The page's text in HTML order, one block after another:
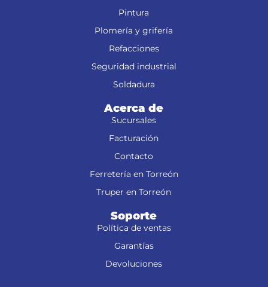
Pintura
Plomería y grifería
Refacciones
Seguridad industrial
Soldadura
Acerca de
Sucursales
Facturación
Contacto
Ferretería en Torreón
Truper en Torreón
Soporte
Política de ventas
Garantías
Devoluciones